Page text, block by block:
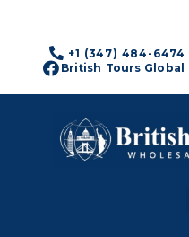
+1 (347) 484-6474
British Tours Global